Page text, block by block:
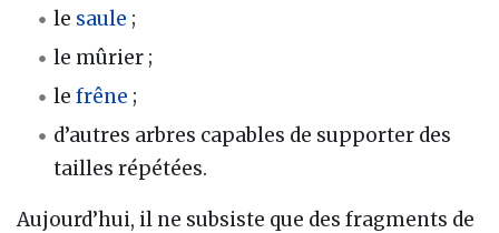
le saule ;
le mûrier ;
lefrêne ;
d’autres arbres capables de supporter des
tailles répétées.
Aujourd’hui, il ne subsiste que des fragments de